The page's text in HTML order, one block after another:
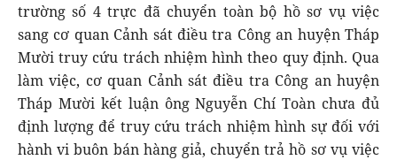
trường số 4 trực đã chuyển toàn bộ hồ sơ vụ việc
sang cơ quan Cảnh sát điều tra Công an huyện Tháp
Mười truy cứu trách nhiệm hình theo quy định. Qua
làm việc, cơ quan Cảnh sát điều tra Công an huyện
Tháp Mười kết luận ông Nguyễn Chí Toàn chưa đủ
định lượng để truy cứu trách nhiệm hình sự đối với
hành vi buôn bán hàng giả, chuyển trả hồ sơ vụ việc